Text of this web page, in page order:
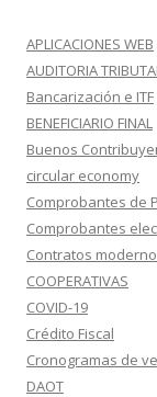
APLICACIONES WEB
AUDITORIA
Bancarización e ITF
BENEFICIARIO FINAL
Buenos
circular economy
Comprobantes de
Comprobantes
Contratos
COOPERATIVAS
COVID-19
Crédito Fiscal
Cronogramas de
DAOT